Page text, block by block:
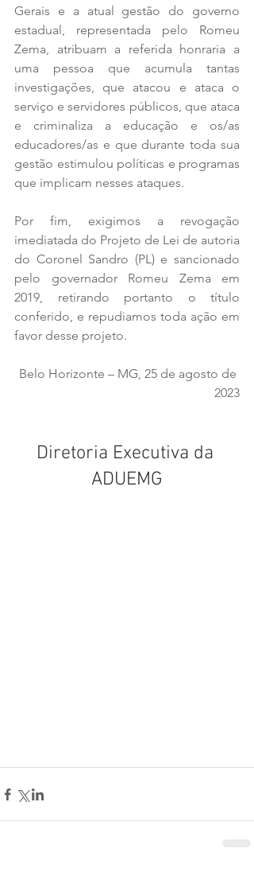
Gerais e a atual gestão do governo
estadual, representada pelo Romeu
Zema, atribuam a referida honraria a
uma pessoa que acumula tantas
investigações, que atacou e ataca o
serviço e servidores públicos, que ataca
e criminaliza a educação e os/as
educadores/as e que durante toda sua
gestão estimulou políticas e programas
que implicam nesses ataques.
Por fim, exigimos a revogação
imediatada do Projeto de Lei de autoria
do Coronel Sandro (PL) e sancionado
pelo governador Romeu Zema em
2019, retirando portanto o título
conferido, e repudiamos toda ação em
favor desse projeto.
Belo Horizonte – MG, 25 de agosto de
2023
Diretoria Executiva da
ADUEMG